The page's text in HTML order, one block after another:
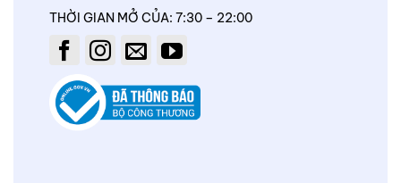
THỜI GIAN MỞ CỦA: 7:30 – 22:00